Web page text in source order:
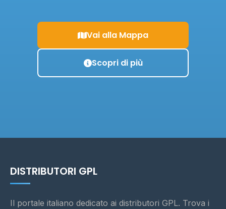
Vai alla Mappa
Scopri di più
DISTRIBUTORI GPL
Il portale italiano dedicato ai distributori GPL. Trova i